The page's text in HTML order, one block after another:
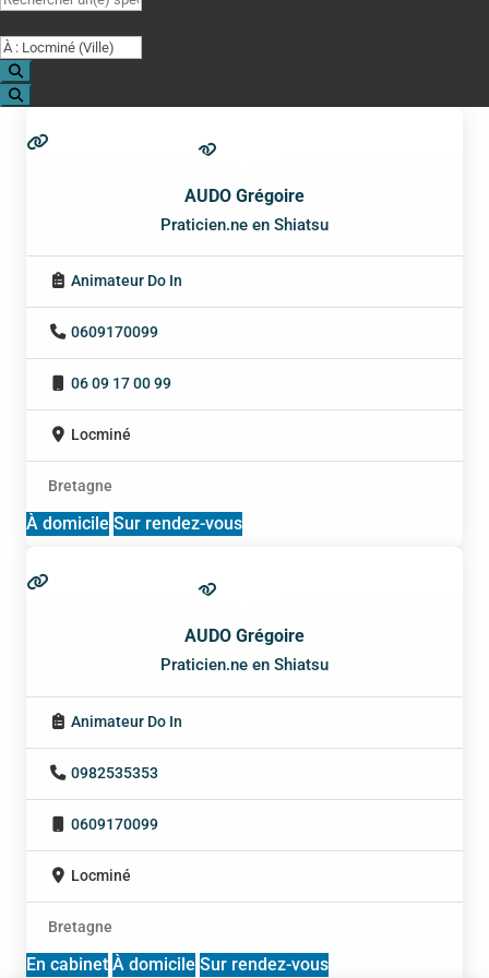
AUDO Grégoire
Praticien.ne en Shiatsu
Animateur Do In
0609170099
06 09 17 00 99
Locminé
Bretagne
À domicile Sur rendez-vous
AUDO Grégoire
Praticien.ne en Shiatsu
Animateur Do In
0982535353
0609170099
Locminé
Bretagne
En cabinet À domicile Sur rendez-vous